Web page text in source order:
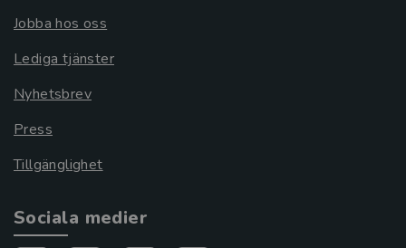
Jobba hos oss
Lediga tjänster
Nyhetsbrev
Press
Tillgänglighet
Sociala medier